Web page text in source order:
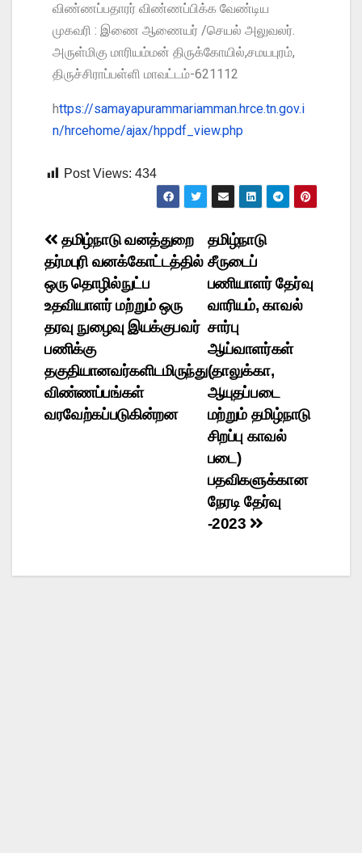
விண்ணப்பதாரர் விண்ணப்பிக்க வேண்டிய
முகவரி : இணை ஆணையர் /செயல் அலுவலர்.
அருள்மிகு மாரியம்மன் திருக்கோயில்,சமயபுரம்,
திருச்சிராப்பள்ளி மாவட்டம்-621112
https://samayapurammariamman.hrce.tn.gov.i
n/hrcehome/ajax/hppdf_view.php
Post Views: 434
தமிழ்நாடு
சீருடைப்
பணியாளர் தேர்வு
வாரியம், காவல்
சார்பு
ஆய்வாளர்கள்
(தாலுக்கா,
ஆயுதப்படை
மற்றும் தமிழ்நாடு
சிறப்பு காவல்
படை)
பதவிகளுக்கான
நேரடி தேர்வு
-2023
தமிழ்நாடு வனத்துறை
தர்மபுரி வனக்கோட்டத்தில்
ஒரு தொழில்நுட்ப
உதவியாளர் மற்றும் ஒரு
தரவு நுழைவு இயக்குபவர்
பணிக்கு
தகுதியானவர்களிடமிருந்து
விண்ணப்பங்கள்
வரவேற்கப்படுகின்றன